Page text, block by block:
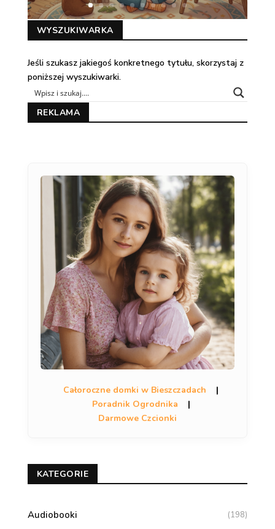
WYSZUKIWARKA
Jeśli szukasz jakiegoś konkretnego tytułu, skorzystaj z
poniższej wyszukiwarki.
REKLAMA
Całoroczne domki w Bieszczadach
|
Poradnik Ogrodnika
|
Darmowe Czcionki
KATEGORIE
Audiobooki (198)